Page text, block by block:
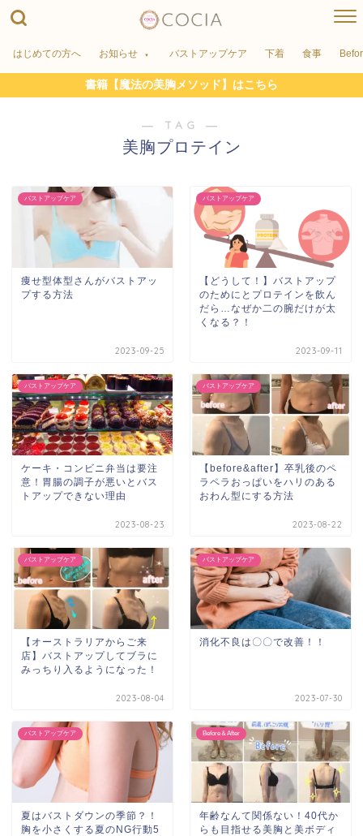
はじめての方へ お知らせ バストアップケア 下着 食事
書籍【魔法の美胸メソッド】はこちら
― TAG ―
美胸プロテイン
バストアップケア
痩せ型体型さんがバストアッ
プする方法
2023-09-25
バストアップケア
【どうして！】バストアップ
のためにとプロテインを飲ん
だら…なぜか二の腕だけが太
くなる？！
2023-09-11
バストアップケア
ケーキ・コンビニ弁当は要注
意！胃腸の調子が悪いとバス
トアップできない理由
2023-08-23
バストアップケア
【before&after】卒乳後のペ
ラペラおっぱいをハリのある
おわん型にする方法
2023-08-22
バストアップケア
【オーストラリアからご来
店】バストアップしてブラに
みっちり入るようになった！
2023-08-04
バストアップケア
消化不良は〇〇で改善！！
2023-07-30
バストアップケア
夏はバストダウンの季節？！
胸を小さくする夏のNG行動5
Before＆After
年齢なんて関係ない！40代か
らも目指せる美胸と美ボディ